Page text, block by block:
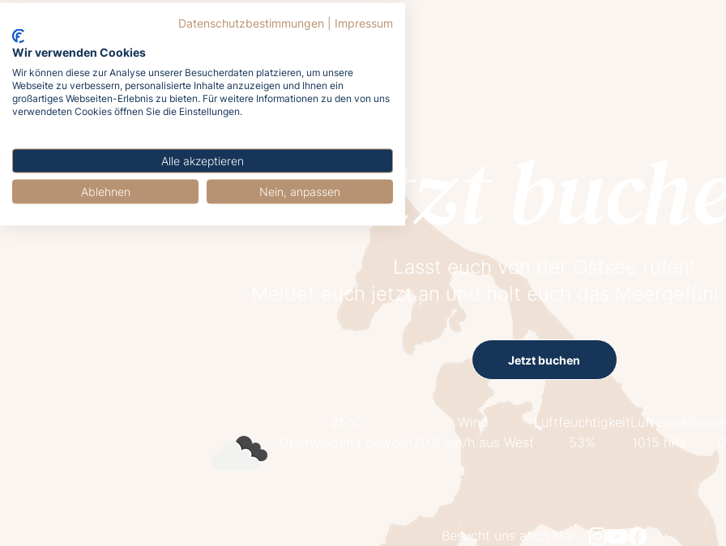
Jetzt
Lasst euch von der Ostsee rufen!
Meldet euch jetzt an und holt euch das Meergefühl
Jetzt buchen
Wind
20.8 km/h aus West
Luftfeuchtigkeit
53%
Luftdruck
1015 hPa
Besucht uns auch hier
Datenschutzbestimmungen Impressum
Wir verwenden Cookies
Wir können diese zur Analyse unserer Besucherdaten platzieren, um unsere
Webseite zu verbessern, personalisierte Inhalte anzuzeigen und Ihnen ein
großartiges Webseiten-Erlebnis zu bieten. Für weitere Informationen zu den von uns
verwendeten Cookies öffnen Sie die Einstellungen.
Alle akzeptieren
Ablehnen Nein, anpassen